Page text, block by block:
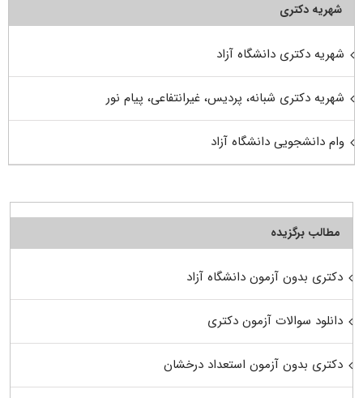
شهریه دکتری
شهریه دکتری دانشگاه آزاد
شهریه دکتری شبانه، پردیس، غیرانتفاعی، پیام نور
وام دانشجویی دانشگاه آزاد
مطالب برگزیده
دکتری بدون آزمون دانشگاه آزاد
دانلود سوالات آزمون دکتری
دکتری بدون آزمون استعداد درخشان